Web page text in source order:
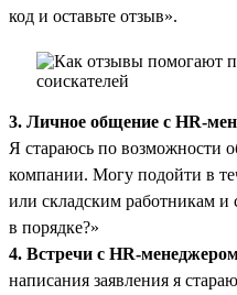
код и оставьте отзыв».
3. Личное общение с HR-
Я стараюсь по возможности
компании. Могу подойти в
или складским работникам и
в порядке?»
4. Встречи с HR-
написания заявления я